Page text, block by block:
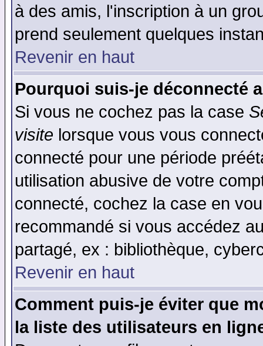
à des amis, l'inscription à un
prend seulement quelques
Revenir en haut
Pourquoi suis-je déconnecté
Si vous ne cochez pas la case
visite lorsque vous vous
connecté pour une période
utilisation abusive de votre
connecté, cochez la case en
recommandé si vous accédez
partagé, ex : bibliothèque,
Revenir en haut
Comment puis-je éviter que
la liste des utilisateurs en